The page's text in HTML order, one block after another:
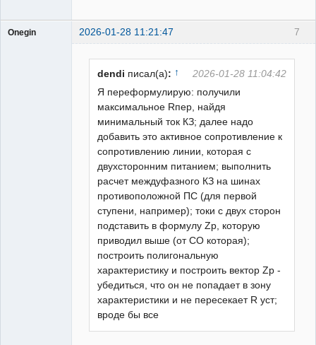
7
Onegin 2026-01-28 11:21:47
dendi писал(а): ↑
2026-01-28 11:04:42
Я переформулирую: получили
максимальное Rпер, найдя
минимальный ток КЗ; далее надо
добавить это активное сопротивление к
сопротивлению линии, которая с
двухсторонним питанием; выполнить
расчет междуфазного КЗ на шинах
противоположной ПС (для первой
ступени, например); токи с двух сторон
подставить в формулу Zр, которую
приводил выше (от СО которая);
построить полигональную
характеристику и построить вектор Zp -
убедиться, что он не попадает в зону
характеристики и не пересекает R уст;
вроде бы все